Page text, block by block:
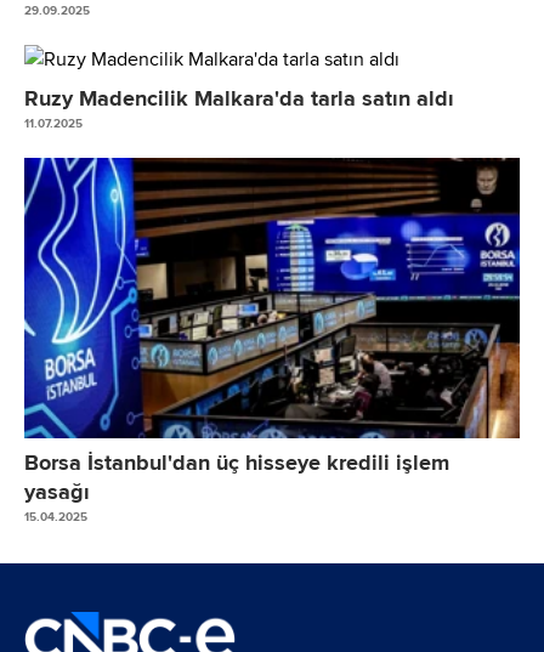
29.09.2025
Ruzy Madencilik Malkara'da tarla satın aldı
11.07.2025
Borsa İstanbul'dan üç hisseye kredili işlem
yasağı
15.04.2025